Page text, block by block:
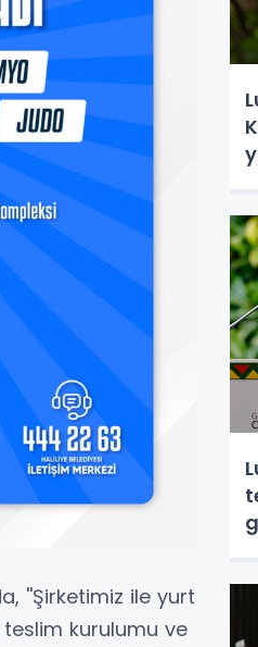
''Şirketimiz ile yurt
kurulumu ve